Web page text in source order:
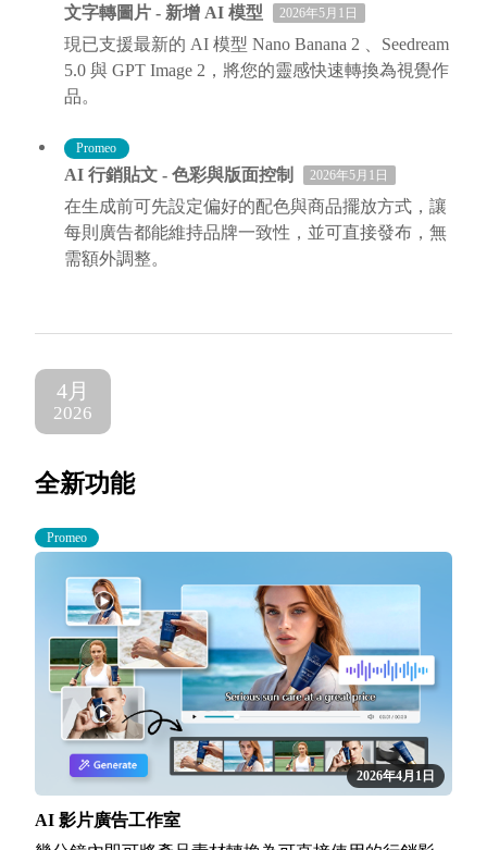
文字轉圖片 - 新增 AI 模型 2026年5月1日
現已支援最新的 AI 模型 Nano Banana 2 、Seedream
5.0 與 GPT Image 2，將您的靈感快速轉換為視覺作
品。
Promeo
AI 行銷貼文 - 色彩與版面控制 2026年5月1日
在生成前可先設定偏好的配色與商品擺放方式，讓
每則廣告都能維持品牌一致性，並可直接發布，無
需額外調整。
4月
2026
全新功能
Promeo
2026年4月1日
AI 影片廣告工作室